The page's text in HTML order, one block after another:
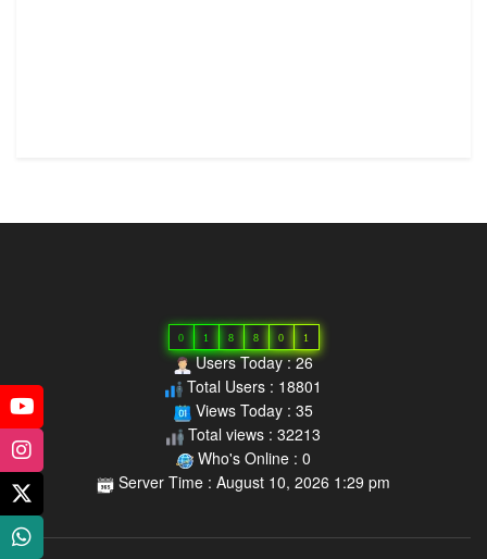
0 1 8 8 0 1
Users Today : 26
Total Users : 18801
Views Today : 35
Total views : 32213
Who's Online : 0
Server Time : August 10, 2026 1:29 pm